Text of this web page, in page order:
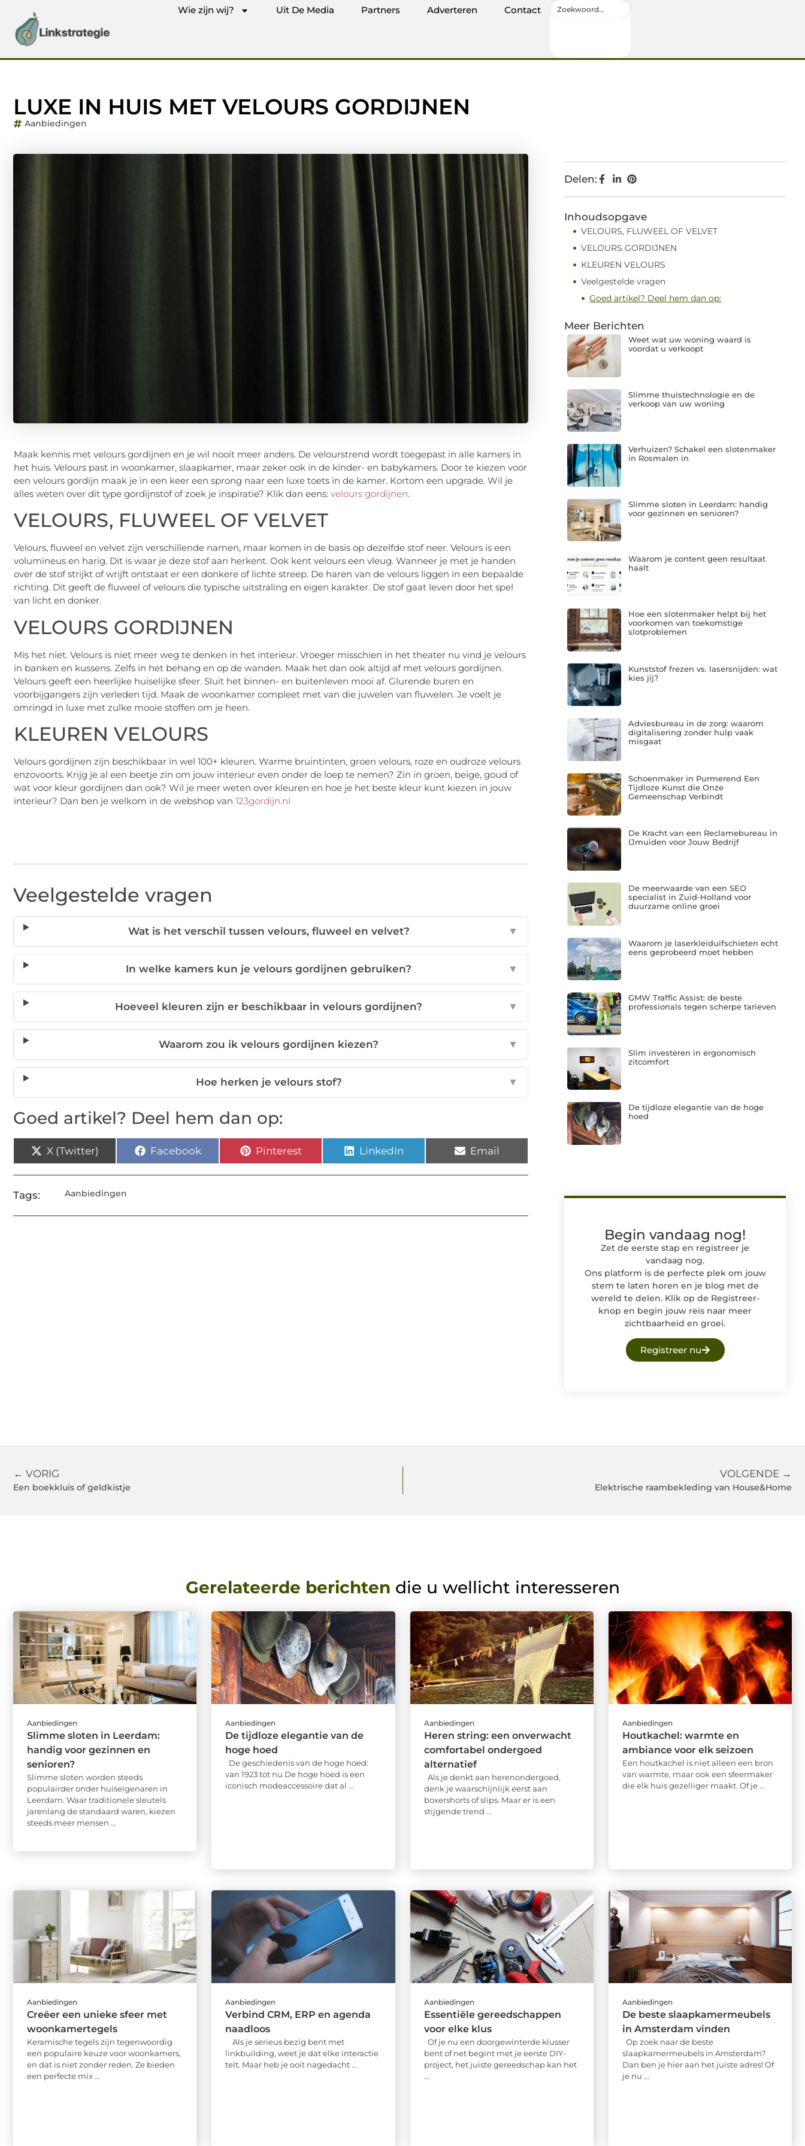
Wie zijn wij? Uit De Media Partners Adverteren Contact
LUXE IN HUIS MET VELOURS GORDIJNEN
Aanbiedingen
Maak kennis met velours gordijnen en je wil nooit meer anders. De velourstrend wordt toegepast in alle kamers in
het huis. Velours past in woonkamer, slaapkamer, maar zeker ook in de kinder- en babykamers. Door te kiezen voor
een velours gordijn maak je in een keer een sprong naar een luxe toets in de kamer. Kortom een upgrade. Wil je
alles weten over dit type gordijnstof of zoek je inspiratie? Klik dan eens: velours gordijnen.
VELOURS, FLUWEEL OF VELVET
Velours, fluweel en velvet zijn verschillende namen, maar komen in de basis op dezelfde stof neer. Velours is een
volumineus en harig. Dit is waar je deze stof aan herkent. Ook kent velours een vleug. Wanneer je met je handen
over de stof strijkt of wrijft ontstaat er een donkere of lichte streep. De haren van de velours liggen in een bepaalde
richting. Dit geeft de fluweel of velours die typische uitstraling en eigen karakter. De stof gaat leven door het spel
van licht en donker.
VELOURS GORDIJNEN
Mis het niet. Velours is niet meer weg te denken in het interieur. Vroeger misschien in het theater nu vind je velours
in banken en kussens. Zelfs in het behang en op de wanden. Maak het dan ook altijd af met velours gordijnen.
Velours geeft een heerlijke huiselijke sfeer. Sluit het binnen- en buitenleven mooi af. Glurende buren en
voorbijgangers zijn verleden tijd. Maak de woonkamer compleet met van die juwelen van fluwelen. Je voelt je
omringd in luxe met zulke mooie stoffen om je heen.
KLEUREN VELOURS
Velours gordijnen zijn beschikbaar in wel 100+ kleuren. Warme bruintinten, groen velours, roze en oudroze velours
enzovoorts. Krijg je al een beetje zin om jouw interieur even onder de loep te nemen? Zin in groen, beige, goud of
wat voor kleur gordijnen dan ook? Wil je meer weten over kleuren en hoe je het beste kleur kunt kiezen in jouw
interieur? Dan ben je welkom in de webshop van 123gordijn.nl
Veelgestelde vragen
Wat is het verschil tussen velours, fluweel en velvet? ▼
In welke kamers kun je velours gordijnen gebruiken? ▼
Hoeveel kleuren zijn er beschikbaar in velours gordijnen? ▼
Waarom zou ik velours gordijnen kiezen? ▼
Hoe herken je velours stof? ▼
Goed artikel? Deel hem dan op:
X (Twitter) Facebook Pinterest LinkedIn Email
Tags: Aanbiedingen
Delen:
Inhoudsopgave
VELOURS, FLUWEEL OF VELVET
VELOURS GORDIJNEN
KLEUREN VELOURS
Veelgestelde vragen
Goed artikel? Deel hem dan op:
Meer Berichten
Weet wat uw woning waard is
voordat u verkoopt
Slimme thuistechnologie en de
verkoop van uw woning
Verhuizen? Schakel een slotenmaker
in Rosmalen in
Slimme sloten in Leerdam: handig
voor gezinnen en senioren?
Waarom je content geen resultaat
haalt
Hoe een slotenmaker helpt bij het
voorkomen van toekomstige
slotproblemen
Kunststof frezen vs. lasersnijden: wat
kies jij?
Adviesbureau in de zorg: waarom
digitalisering zonder hulp vaak
misgaat
Schoenmaker in Purmerend Een
Tijdloze Kunst die Onze
Gemeenschap Verbindt
De Kracht van een Reclamebureau in
IJmuiden voor Jouw Bedrijf
De meerwaarde van een SEO
specialist in Zuid-Holland voor
duurzame online groei
Waarom je laserkleiduifschieten echt
eens geprobeerd moet hebben
GMW Traffic Assist: de beste
professionals tegen scherpe tarieven
Slim investeren in ergonomisch
zitcomfort
De tijdloze elegantie van de hoge
hoed
Begin vandaag nog!
Zet de eerste stap en registreer je
vandaag nog.
Ons platform is de perfecte plek om jouw
stem te laten horen en je blog met de
wereld te delen. Klik op de Registreer-
knop en begin jouw reis naar meer
zichtbaarheid en groei.
Registreer nu
← VORIG
Een boekkluis of geldkistje
VOLGENDE →
Elektrische raambekleding van House&Home
Gerelateerde berichten die u wellicht interesseren
Aanbiedingen
Slimme sloten in Leerdam:
handig voor gezinnen en
senioren?
Slimme sloten worden steeds
populairder onder huiseigenaren in
Leerdam. Waar traditionele sleutels
jarenlang de standaard waren, kiezen
steeds meer mensen ...
Aanbiedingen
De tijdloze elegantie van de
hoge hoed
De geschiedenis van de hoge hoed:
van 1923 tot nu De hoge hoed is een
iconisch modeaccessoire dat al ...
Aanbiedingen
Heren string: een onverwacht
comfortabel ondergoed
alternatief
Als je denkt aan herenondergoed,
denk je waarschijnlijk eerst aan
boxershorts of slips. Maar er is een
stijgende trend ...
Aanbiedingen
Houtkachel: warmte en
ambiance voor elk seizoen
Een houtkachel is niet alleen een bron
van warmte, maar ook een sfeermaker
die elk huis gezelliger maakt. Of je ...
Aanbiedingen
Creëer een unieke sfeer met
woonkamertegels
Keramische tegels zijn tegenwoordig
een populaire keuze voor woonkamers,
en dat is niet zonder reden. Ze bieden
een perfecte mix ...
Aanbiedingen
Verbind CRM, ERP en agenda
naadloos
Als je serieus bezig bent met
linkbuilding, weet je dat elke interactie
telt. Maar heb je ooit nagedacht ...
Aanbiedingen
Essentiële gereedschappen
voor elke klus
Of je nu een doorgewinterde klusser
bent of net begint met je eerste DIY-
project, het juiste gereedschap kan het
...
Aanbiedingen
De beste slaapkamermeubels
in Amsterdam vinden
Op zoek naar de beste
slaapkamermeubels in Amsterdam?
Dan ben je hier aan het juiste adres! Of
je nu ...